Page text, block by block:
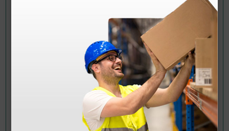
Le principali differenze tra le due carte ecografiche
: la UPP-110S ha una finitura standard opaca,
ideale per stampe di uso quotidiano; la UPP-110HG ha
una finitura lucida “high glossy”, più brillante e
: la UPP-110HG offre un contrasto più